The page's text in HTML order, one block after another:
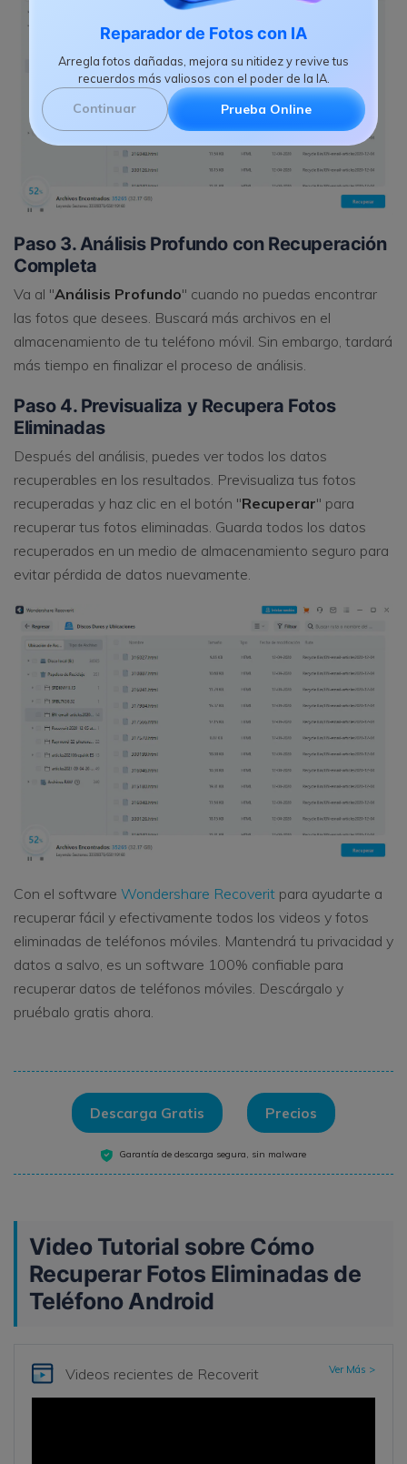
Reparador de Fotos con IA
Arregla fotos dañadas, mejora su nitidez y revive tus
recuerdos más valiosos con el poder de la IA.
Continuar Prueba Online
Paso 3. Análisis Profundo con Recuperación
Completa
Va al "Análisis Profundo" cuando no puedas encontrar
las fotos que desees. Buscará más archivos en el
almacenamiento de tu teléfono móvil. Sin embargo, tardará
más tiempo en finalizar el proceso de análisis.
Paso 4. Previsualiza y Recupera Fotos
Eliminadas
Después del análisis, puedes ver todos los datos
recuperables en los resultados. Previsualiza tus fotos
recuperadas y haz clic en el botón "Recuperar" para
recuperar tus fotos eliminadas. Guarda todos los datos
recuperados en un medio de almacenamiento seguro para
evitar pérdida de datos nuevamente.
Con el software Wondershare Recoverit para ayudarte a
recuperar fácil y efectivamente todos los videos y fotos
eliminadas de teléfonos móviles. Mantendrá tu privacidad y
datos a salvo, es un software 100% confiable para
recuperar datos de teléfonos móviles. Descárgalo y
pruébalo gratis ahora.
Descarga Gratis Precios
Garantía de descarga segura, sin malware
Video Tutorial sobre Cómo
Recuperar Fotos Eliminadas de
Teléfono Android
Videos recientes de Recoverit Ver Más >